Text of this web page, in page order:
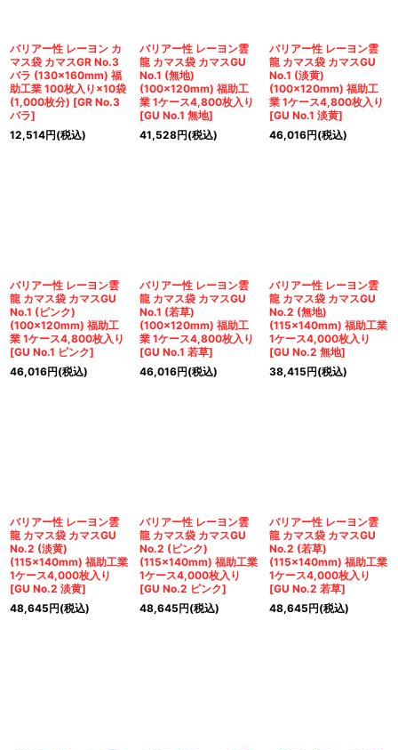
バリアー性 レーヨン カ
マス袋 カマスGR No.3
バラ (130×160mm) 福
助工業 100枚入り×10袋
(1,000枚分) [GR No.3
バラ]
12,514円(税込)
バリアー性 レーヨン雲
龍 カマス袋 カマスGU
No.1 (無地)
(100×120mm) 福助工
業 1ケース4,800枚入り
[GU No.1 無地]
41,528円(税込)
バリアー性 レーヨン雲
龍 カマス袋 カマスGU
No.1 (淡黄)
(100×120mm) 福助工
業 1ケース4,800枚入り
[GU No.1 淡黄]
46,016円(税込)
バリアー性 レーヨン雲
龍 カマス袋 カマスGU
No.1 (ピンク)
(100×120mm) 福助工
業 1ケース4,800枚入り
[GU No.1 ピンク]
46,016円(税込)
バリアー性 レーヨン雲
龍 カマス袋 カマスGU
No.1 (若草)
(100×120mm) 福助工
業 1ケース4,800枚入り
[GU No.1 若草]
46,016円(税込)
バリアー性 レーヨン雲
龍 カマス袋 カマスGU
No.2 (無地)
(115×140mm) 福助工業
1ケース4,000枚入り
[GU No.2 無地]
38,415円(税込)
バリアー性 レーヨン雲
龍 カマス袋 カマスGU
No.2 (淡黄)
(115×140mm) 福助工業
1ケース4,000枚入り
[GU No.2 淡黄]
48,645円(税込)
バリアー性 レーヨン雲
龍 カマス袋 カマスGU
No.2 (ピンク)
(115×140mm) 福助工業
1ケース4,000枚入り
[GU No.2 ピンク]
48,645円(税込)
バリアー性 レーヨン雲
龍 カマス袋 カマスGU
No.2 (若草)
(115×140mm) 福助工業
1ケース4,000枚入り
[GU No.2 若草]
48,645円(税込)